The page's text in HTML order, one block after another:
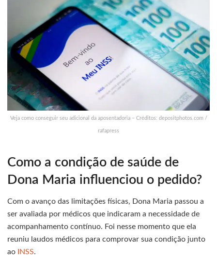
Veja como conseguir seu adicional da aposentadoria – Créditos: depositphotos.com /
rafapress
Como a condição de saúde de
Dona Maria influenciou o pedido?
Com o avanço das limitações físicas, Dona Maria passou a
ser avaliada por médicos que indicaram a necessidade de
acompanhamento contínuo. Foi nesse momento que ela
reuniu laudos médicos para comprovar sua condição junto
ao
INSS.